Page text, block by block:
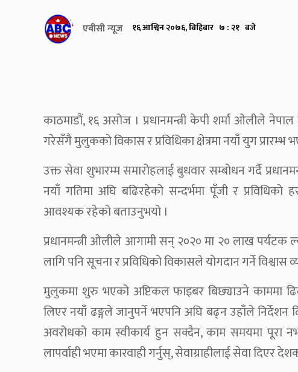
एबीसी न्यूज १६ आश्विन २०७६, बिहिबार ७ : २१ बजे
काठमाडौं, १६ असोज । प्रधानमन्त्री केपी शर्मा ओलीले
गरेसँगै मुलुकको विकास र प्रविधिका क्षेत्रमा नयाँ युग
उक्त सेवा शुभारम्म समारोहलाई बुधवार सम्बोधन गर्दै
नयाँ गतिमा अघि बढिरहेको सन्दर्भमा पूँजी र प्रविधिको
आवश्यक रहेको बताउनुभयो ।
प्रधानमन्त्री ओलीले आगामी सन् २०२० मा २० लाख पर्यटक
लागि पनि सूचना र प्रविधिको विकासले योगदान गर्ने विश्वास
मुलुकमा शुरु भएको अप्टिकल फाइबर बिछ्याउने काममा
लिएर नयाँ ढङ्गले जानुपर्ने भएपनि अघि बढ्न उहाँले निर्देशन
अवरोधको काम स्वीकार्य हुन सक्दैन, काम समयमा पूरा
लापर्वाही भएमा कारवाही गर्नुस्, सेवाग्राहीलाई सेवा दिएर